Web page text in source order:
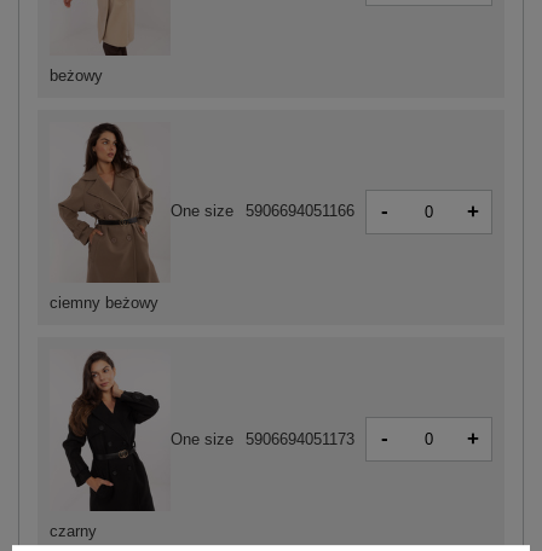
ciemny beżowy
One size 5906694051166 - +
czarny
One size 5906694051173 - +
beżowy